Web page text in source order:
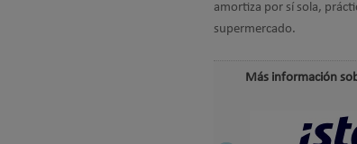
amortiza por sí sola,
supermercado.
Más información